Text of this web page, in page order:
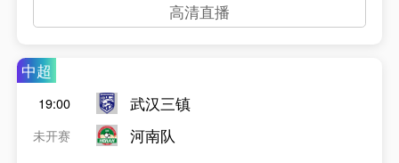
高清直播
中超
19:00
未开赛
武汉三镇
河南队